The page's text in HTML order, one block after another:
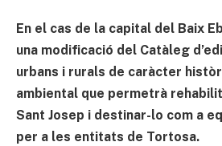
En el cas de la capital del Baix
una modificació del Catàleg
urbans i rurals de caràcter
ambiental que permetrà
Sant Josep i destinar-lo com a
per a les entitats de Tortosa.